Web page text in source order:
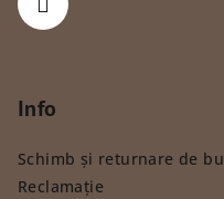
Info
Schimb și returnare de
Reclamație